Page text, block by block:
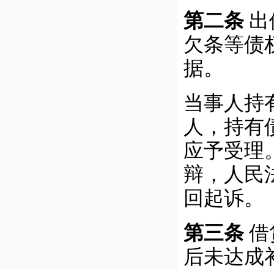
第二条出
欠条等债
据。
当事人持
人，持有
应予受理
辩，人民
回起诉。
第三条借
后未达成